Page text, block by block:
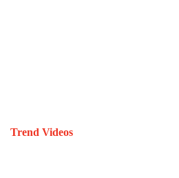
Trend Videos